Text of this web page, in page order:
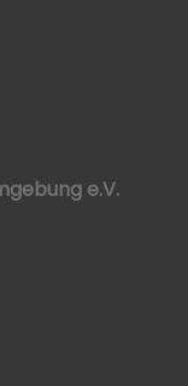
e.V.